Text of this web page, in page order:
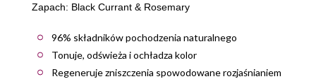
Zapach: Black Currant & Rosemary
96% składników pochodzenia naturalnego
Tonuje, odświeża i ochładza kolor
Regeneruje zniszczenia spowodowane rozjaśnianiem